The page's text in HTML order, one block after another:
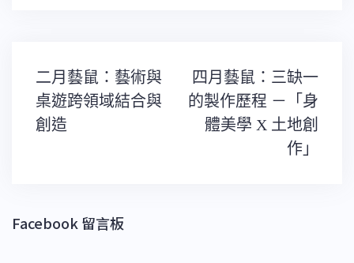
文
章
導
覽
二月藝鼠：藝術與
桌遊跨領域結合與
創造
四月藝鼠：三缺一
的製作歷程 －「身
體美學 X 土地創
作」
Facebook 留言板